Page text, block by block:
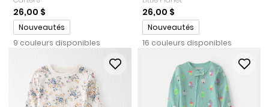
26,00 $
Promotions
Nouveautés
9 couleurs disponibles
26,00 $
Promotions
Nouveautés
16 couleurs disponibles